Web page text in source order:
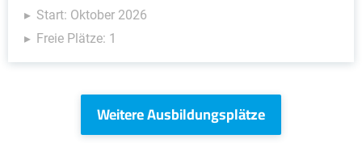
Start: Oktober 2026
Freie Plätze: 1
Weitere Ausbildungsplätze